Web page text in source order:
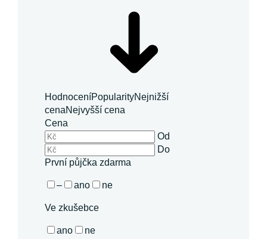
HodnoceníPopularityNejnižší
cenaNejvyšší cena
Cena
Od
Do
První půjčka zdarma
– ano ne
Ve zkušebce
ano ne